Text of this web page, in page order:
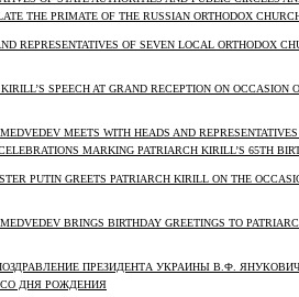
THE PRIMATE OF THE RUSSIAN ORTHODOX
REPRESENTATIVES OF SEVEN LOCAL ORTHODOX
SPEECH AT GRAND RECEPTION ON OCCASION
MEETS WITH HEADS AND
MARKING PATRIARCH KIRILL’S 65TH
PUTIN GREETS PATRIARCH KIRILL ON THE
BRINGS BIRTHDAY GREETINGS TO
ПОЗДРАВЛЕНИЕ ПРЕЗИДЕНТА УКРАИНЫ В.Ф.
СО ДНЯ РОЖДЕНИЯ